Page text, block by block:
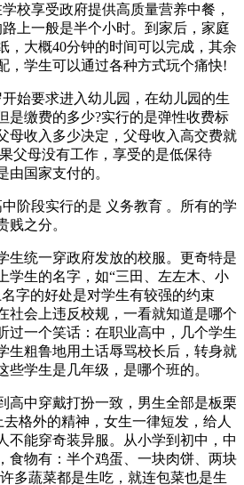
享受政府提供高质量营养中餐，
上一般是半个小时。到家后，家庭
，大概40分钟的时间可以完成，其余
，学生可以通过各种方式玩个痛快!
要求进入幼儿园，在幼儿园的生
是缴费的多少?实行的是弹性收费标
母收入多少决定，父母收入高交费就
父母没有工作，享受的是低保待
由国家支付的。
段实行的是 义务教育 。所有的学
贱之分。
统一穿政府发放的校服。更奇特是
学生的名字，如“三田、左左木、小
字的好处是对学生有较强的约束
社会上违反校规，一看就知道是哪个
过一个笑话：在职业高中，几个学生
生粗鲁地用土话辱骂校长后，转身就
些学生是几年级，是哪个班的。
中穿戴打扮一致，男生全部是板栗
格外的精神，女生一律短发，给人
不能穿奇装异服。从小学到初中，中
食物有：半个鸡蛋、一块肉饼、两块
多蔬菜都是生吃，就连包菜也是生